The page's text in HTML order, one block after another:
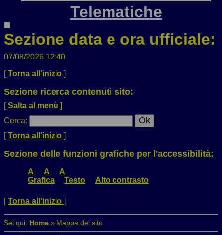
Telematiche
Sezione data e ora ufficiale:
07/08/2026 12:40
[Torna all'inizio ]
Sezione ricerca contenuti sito:
[Salta al menù ]
Cerca:
[Torna all'inizio ]
Sezione delle funzioni grafiche per l'accessibilità:
A A
A
Grafica
Testo Alto contrasto
[Torna all'inizio ]
Sei qui: Home » Mappa del sito